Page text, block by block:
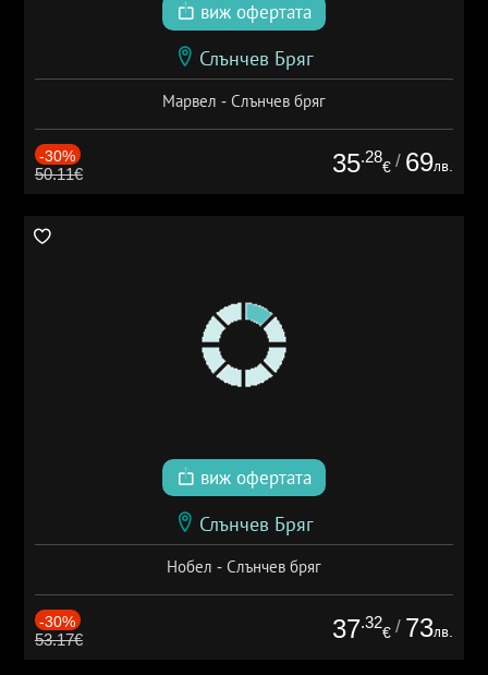
виж офертата
Слънчев Бряг
Марвел - Слънчев бряг
-30%
50.11€ 35.28
€ / 69лв.
виж офертата
Слънчев Бряг
Нобел - Слънчев бряг
-30%
53.17€ 37.32
€ / 73лв.